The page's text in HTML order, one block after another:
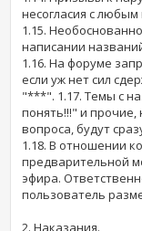
несогласия с
1.15.
написании
1.16. На форуме
если уж нет сил
"***". 1.17. Темы с
понять!!!" и
вопроса, будут
1.18. В отношении
предварительной
эфира.
пользователь
2. Наказания.